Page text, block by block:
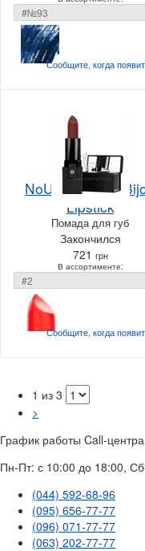
Сообщите, когда
NoUBA Rouge
Lipstick
Помада для губ
Закончился
721 грн
В ассортименте:
Сообщите, когда
1 из 3
>
График работы Call-центра
Пн-Пт: с 10:00 до 18:00,
(044) 592-68-96
(095) 656-77-77
(096) 071-77-77
(063) 202-77-77